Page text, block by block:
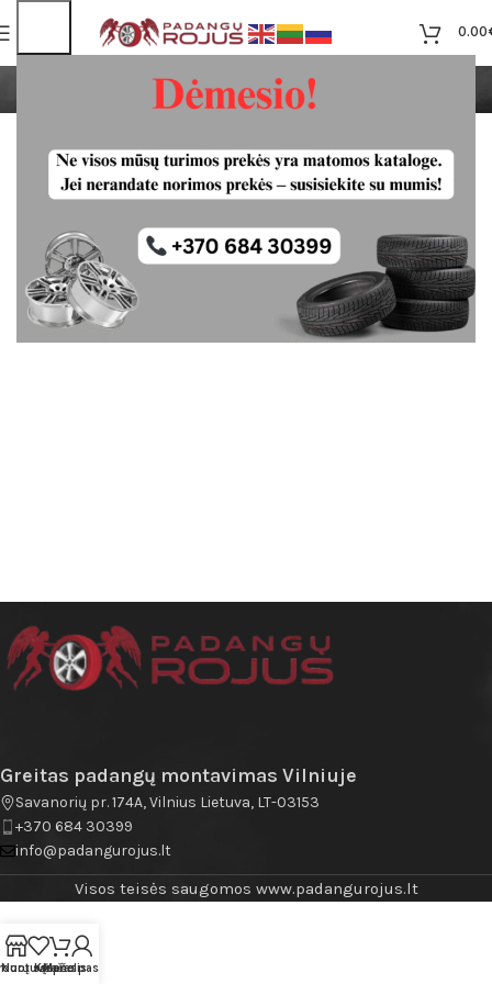
0.00
NAUDOTI DAVIKLIAI
Pradžia VISOS PREKĖS SLĖGIO DAVIKLIAI
NAUDOTI DAVIKLIAI
Greitas padangų montavimas Vilniuje
Savanorių pr. 174A, Vilnius Lietuva, LT-03153
+370 684 30399
info@padangurojus.lt
Visos teisės saugomos www.padangurojus.lt
Norų sąrašas
Krepšelis
Mano paskyra